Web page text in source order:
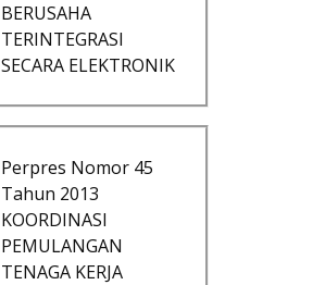
BERUSAHA
TERINTEGRASI
SECARA ELEKTRONIK
Perpres Nomor 45
Tahun 2013
KOORDINASI
PEMULANGAN
TENAGA KERJA